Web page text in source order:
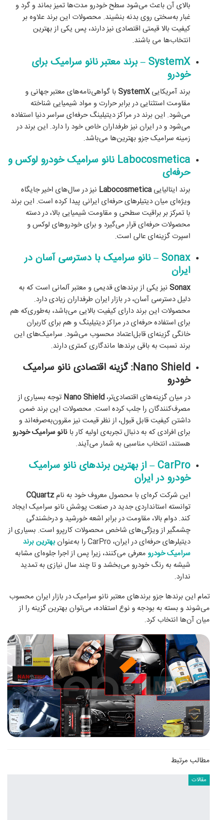
بالای آن باعث می‌شود سطح خودرو مدت‌ها تمیز بماند و گرد و
غبار به‌سختی روی بدنه بنشیند. محصولات این برند علاوه بر
کیفیت بالا قیمتی اقتصادی نیز دارند، پس یکی از بهترین
انتخاب‌ها می باشند.
SystemX – برند معتبر نانو سرامیک برای
خودرو
برند آمریکاییSystemX با گواهی‌نامه‌های معتبر جهانی و
مقاومت استثنایی در برابر حرارت و مواد شیمیایی شناخته
می‌شود. این برند در مراکز دیتیلینگ حرفه‌ای سراسر دنیا استفاده
می‌شود و در ایران نیز طرفداران خاص خود را دارد. این برند در
زمینه سرامیک جزو بهترین‌ها می‌باشد.
Labocosmetica نانو سرامیک خودرو لوکس و
حرفه‌ای
برند ایتالیایی Labocosmetica نیز در سال‌های اخیر جایگاه
ویژه‌ای میان دیتیلرهای حرفه‌ای ایرانی پیدا کرده است. این برند
با تمرکز بر براقیت سطحی و مقاومت شیمیایی بالا، در دسته
محصولات حرفه‌ای قرار می‌گیرد و برای خودروهای لوکس و
اسپرت گزینه‌ای عالی است.
Sonax – نانو سرامیک با دسترسی آسان در
ایران
Sonax نیز یکی از برندهای قدیمی و معتبر آلمانی است که به
دلیل دسترسی آسان، در بازار ایران طرفداران زیادی دارد.
محصولات این برند دارای کیفیت بالایی می‌باشد، به‌طوری‌که هم
برای استفاده حرفه‌ای در مراکز دیتیلینگ و هم برای کاربران
خانگی گزینه‌ای قابل‌اعتماد محسوب می‌شود. سرامیک‌های این
برند نسبت به باقی برندها ماندگاری کمتری دارند.
Nano Shield: گزینه اقتصادی نانو سرامیک
خودرو
در میان گزینه‌های اقتصادی‌تر،Nano Shield توجه بسیاری از
مصرف‌کنندگان را جلب کرده است. محصولات این برند ضمن
داشتن کیفیت قابل قبول، از نظر قیمت نیز مقرون‌به‌صرفه‌اند و
برای افرادی که به دنبال تجربه‌ی اولیه کار با نانو سرامیک خودرو
هستند، انتخاب مناسبی به شمار می‌آیند.
CarPro – از بهترین برندهای نانو سرامیک
خودرو در ایران
این شرکت کره‌ای با محصول معروف خود به نامCQuartz
توانسته استانداردی جدید در صنعت پوشش نانو سرامیک ایجاد
کند. دوام بالا، مقاومت در برابر اشعه خورشید و درخشندگی
چشمگیر از ویژگی‌های شاخص محصولات کارپرو است. بسیاری از
دیتیلرهای حرفه‌ای در ایران، CarPro را به‌عنوان
بهترین برند
سرامیک خودرو معرفی می‌کنند، زیرا پس از اجرا جلوه‌ای مشابه
شیشه به رنگ خودرو می‌بخشد و تا چند سال نیازی به تمدید
ندارد.
تمام این برندها جزو برندهای معتبر نانو سرامیک در بازار ایران محسوب
می‌شوند و بسته به بودجه و نوع استفاده، می‌توان بهترین گزینه را از
میان آن‌ها انتخاب کرد.
مطالب مرتبط
مقالات